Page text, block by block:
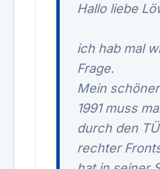
Hallo liebe
ich hab mal
Frage.
Mein
1991 muss
durch den
rechter